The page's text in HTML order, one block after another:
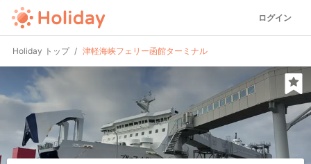
ログイン
Holiday トップ 津軽海峡フェリー函館ターミナル